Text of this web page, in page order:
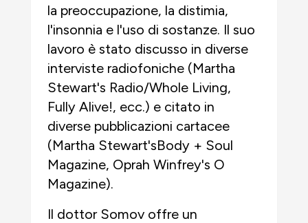
la preoccupazione, la distimia,
l'insonnia e l'uso di sostanze. Il suo
lavoro è stato discusso in diverse
interviste radiofoniche (Martha
Stewart's Radio/Whole Living,
Fully Alive!, ecc.) e citato in
diverse pubblicazioni cartacee
(Martha Stewart'sBody + Soul
Magazine, Oprah Winfrey's O
Magazine).
Il dottor Somov offre un